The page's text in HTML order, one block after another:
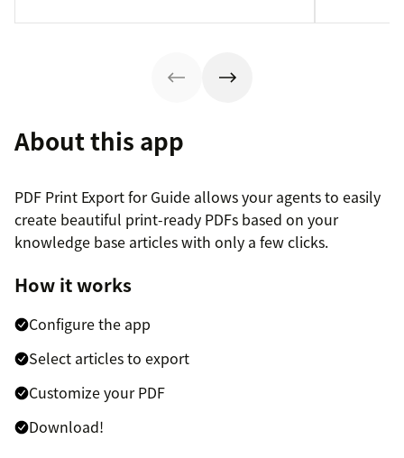
About this app
PDF Print Export for Guide allows your agents to easily
create beautiful print-ready PDFs based on your
knowledge base articles with only a few clicks.
How it works
Configure the app
Select articles to export
Customize your PDF
Download!